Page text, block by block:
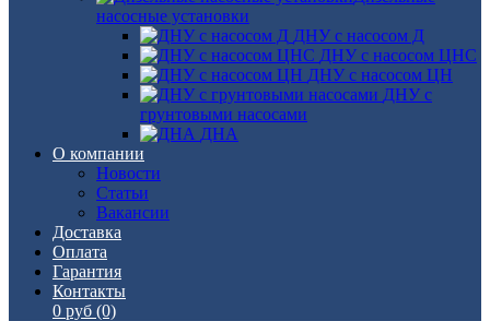
насосные установки
ДНУ с насосом Д
ДНУ с насосом ЦНС
ДНУ с насосом ЦН
ДНУ с
грунтовыми насосами
ДНА
О компании
Новости
Статьи
Вакансии
Доставка
Оплата
Гарантия
Контакты
0 руб (0)